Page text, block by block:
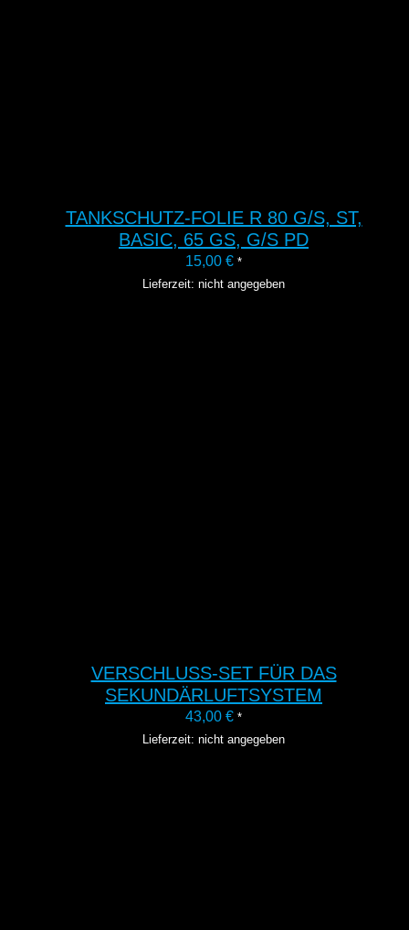
TANKSCHUTZ-FOLIE R 80 G/S, ST,
BASIC, 65 GS, G/S PD
15,00 € *
Lieferzeit: nicht angegeben
VERSCHLUSS-SET FÜR DAS
SEKUNDÄRLUFTSYSTEM
43,00 € *
Lieferzeit: nicht angegeben